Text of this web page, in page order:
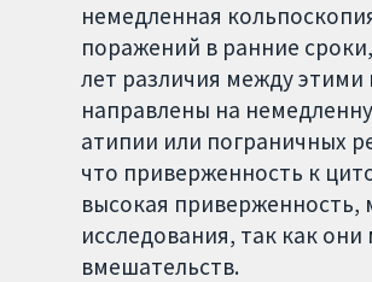
немедленная
поражений в ранние
лет различия между
направлены на
атипии или пограничных
что приверженность к
высокая
исследования, так как
вмешательств.